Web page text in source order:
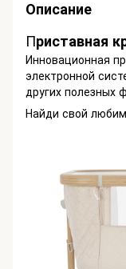
Описание
Приставная
Инновационная
электронной
других полезных
Найди свой